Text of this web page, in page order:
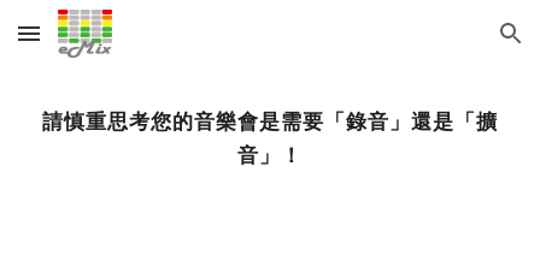
Skip to main content Skip to navigation
請慎重思考您的音樂會是需要「錄音」還是「擴
音」！